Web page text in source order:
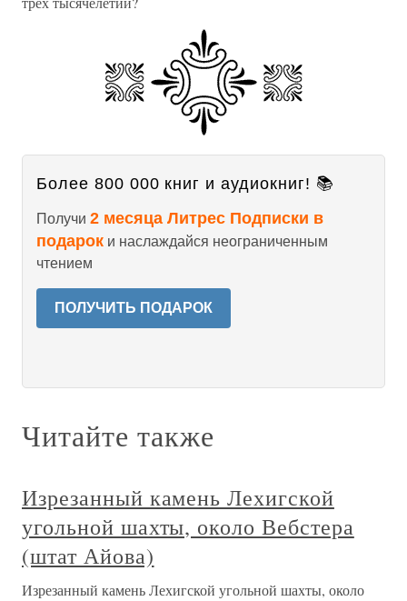
Более 800 000 книг и аудиокниг! 📚
Получи 2 месяца Литрес Подписки в
подарок и наслаждайся неограниченным
чтением
ПОЛУЧИТЬ ПОДАРОК
Читайте также
Изрезанный камень Лехигской
угольной шахты, около Вебстера
(штат Айова)
Изрезанный камень Лехигской угольной шахты, около